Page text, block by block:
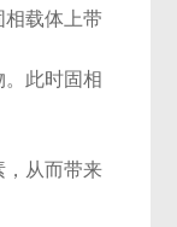
相载体上带
此时固相
，从而带来